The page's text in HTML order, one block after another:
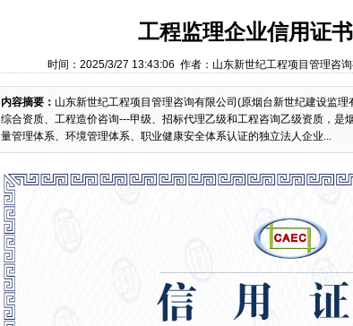
工程监理企业信用证书
时间：2025/3/27 13:43:06 作者：山东新世纪工程项目管理咨
内容摘要： 山东新世纪工程项目管理咨询有限公司(原烟台新世纪建设监
综合资质、工程造价咨询---甲级、招标代理乙级和工程咨询乙级资质，是
量管理体系、环境管理体系、职业健康安全体系认证的独立法人企业...